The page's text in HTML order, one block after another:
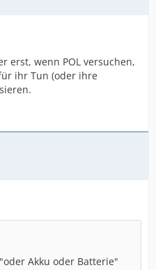
erst, wenn POL versuchen,
ihr Tun (oder ihre
Akku oder Batterie"